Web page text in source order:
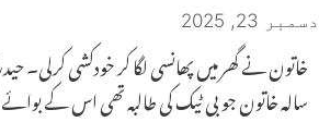
دسمبر 23, 2025
سالہ خاتون جو بی ٹیک کی طالبہ تھی اس کے